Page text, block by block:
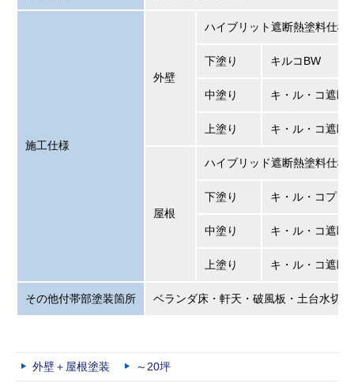
施工仕様
外壁
ハイブリット遮断熱塗料仕様
下塗り キルコBW
中塗り キ・ル・コ遮断
上塗り キ・ル・コ遮断
屋根
ハイブリッド遮断熱塗料仕様
下塗り キ・ル・コプレ
中塗り キ・ル・コ遮断
上塗り キ・ル・コ遮断
その他付帯部塗装箇所 ベランダ床・軒天・破風板・土台水切
外壁＋屋根塗装 ～20坪